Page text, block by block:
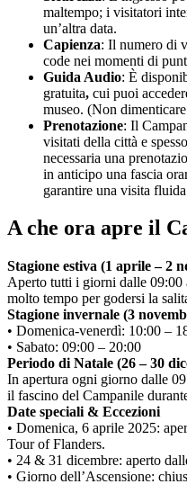
maltempo; i visitatori
un’altra data.
Capienza: Il numero di
code nei momenti di
Guida Audio: È
gratuita, cui puoi
museo. (Non
Prenotazione: Il
visitati della città e
necessaria una
in anticipo una fascia
garantire una visita
A che ora apre il
Stagione estiva (1 aprile – 2
Aperto tutti i giorni dalle
molto tempo per godersi la
Stagione invernale (3
• Domenica-venerdì: 10:00 –
• Sabato: 09:00 – 20:00
Periodo di Natale (26 – 30
In apertura ogni giorno dalle
il fascino del Campanile
Date speciali & Eccezioni
• Domenica, 6 aprile 2025:
Tour of Flanders.
• 24 & 31 dicembre: aperto
• Giorno dell’Ascensione: